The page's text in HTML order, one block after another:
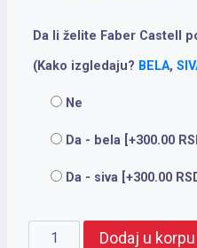
Da li želite Faber Castell
(Kako izgledaju? BELA,
Ne
Da - bela [+300.00
Da - siva [+300.00
Parker
Dodaj u korpu